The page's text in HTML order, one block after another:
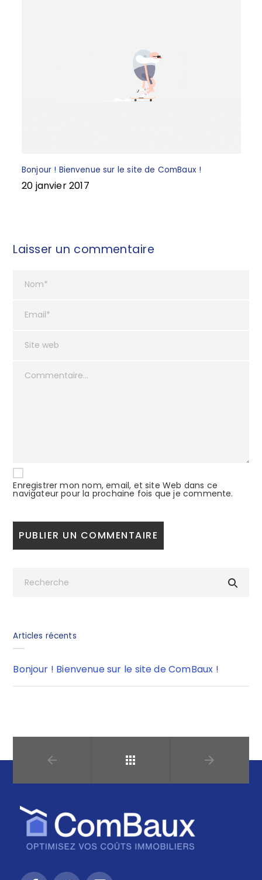
Bonjour ! Bienvenue sur le site de ComBaux !
20 janvier 2017
Laisser un commentaire
Enregistrer mon nom, email, et site Web dans ce
navigateur pour la prochaine fois que je commente.
Articles récents
Bonjour ! Bienvenue sur le site de ComBaux !